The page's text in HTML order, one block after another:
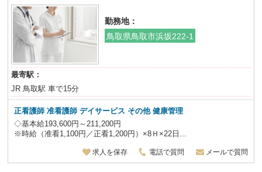
勤務地：
鳥取県鳥取市浜坂222-1
最寄駅：
JR 鳥取駅 車で15分
正看護師 准看護師 デイサービス その他 健康管理
◇基本給193,600円～211,200円
※時給（准看1,100円／正看1,200円）×8Ｈ×22日...
求人を保存 電話で質問 メールで質問